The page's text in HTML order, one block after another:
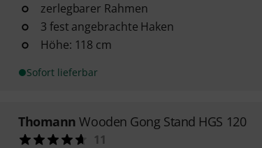
zerlegbarer Rahmen
3 fest angebrachte Haken
Höhe: 118 cm
Sofort lieferbar
Thomann Wooden Gong Stand HGS 120
11